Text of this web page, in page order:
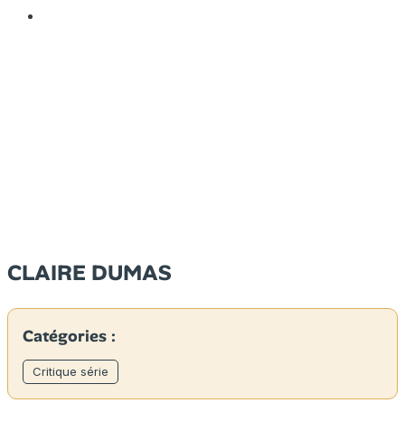
CLAIRE DUMAS
Catégories :
Critique série